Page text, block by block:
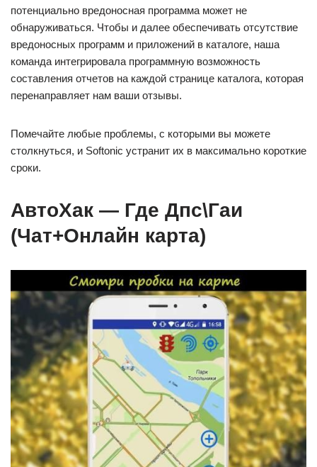
потенциально вредоносная программа может не
обнаруживаться. Чтобы и далее обеспечивать отсутствие
вредоносных программ и приложений в каталоге, наша
команда интегрировала программную возможность
составления отчетов на каждой странице каталога, которая
перенаправляет нам ваши отзывы.
Помечайте любые проблемы, с которыми вы можете
столкнуться, и Softonic устранит их в максимально короткие
сроки.
АвтоХак — Где Дпс\Гаи
(Чат+Онлайн карта)